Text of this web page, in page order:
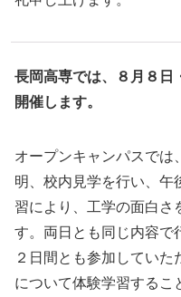
長岡高専では、８月８日
開催します。
オープンキャンパスでは
明、校内見学を行い、午
習により、工学の面白さ
す。両日とも同じ内容で
２日間とも参加してい
について体験学習するこ